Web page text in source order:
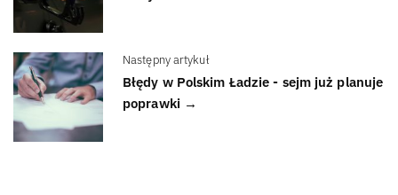
Następny artykuł
Błędy w Polskim Ładzie - sejm już planuje
poprawki →